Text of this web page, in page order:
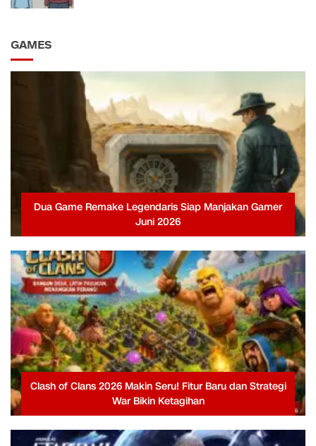
GAMES
Dua Game Remake Legendaris Siap Manjakan Gamer
Juni 2026
Clash of Clans 2026 Makin Seru! Fitur Baru dan Strategi
War Bikin Ketagihan